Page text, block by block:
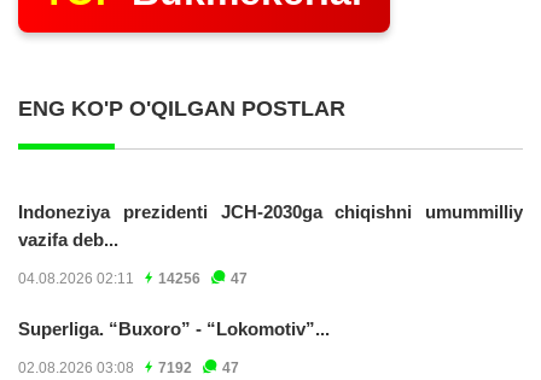
ENG KO'P O'QILGAN POSTLAR
Indoneziya prezidenti JCH-2030ga chiqishni umummilliy
vazifa deb...
04.08.2026 02:11 14256 47
Superliga. “Buxoro” - “Lokomotiv”...
02.08.2026 03:08 7192 47